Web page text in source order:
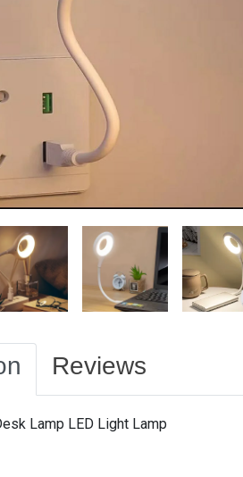
Reviews
Lamp LED Light Lamp